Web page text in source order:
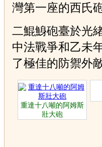
灣第一座的西氏
二鯤鯓砲臺於光
中法戰爭和乙未
了極佳的防禦外
重達十八噸的阿姆斯
壯大砲